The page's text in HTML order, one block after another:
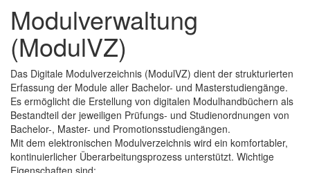
Modulverwaltung
(ModulVZ)
Das Digitale Modulverzeichnis (ModulVZ) dient der strukturierten
Erfassung der Module aller Bachelor- und Masterstudiengänge.
Es ermöglicht die Erstellung von digitalen Modulhandbüchern als
Bestandteil der jeweiligen Prüfungs- und Studienordnungen von
Bachelor-, Master- und Promotionsstudiengängen.
Mit dem elektronischen Modulverzeichnis wird ein komfortabler,
kontinuierlicher Überarbeitungsprozess unterstützt. Wichtige
Eigenschaften sind: